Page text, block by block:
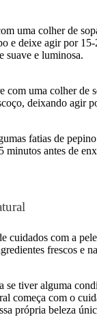
uma colher de
e deixe agir por
suave e luminosa.
com uma colher de
deixando agir
fatias de
antes de
cuidados com a
frescos e
tiver alguma
começa com o
própria beleza